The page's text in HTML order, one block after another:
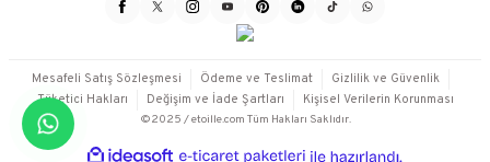
©2025 / etoille.com Tüm Hakları Saklıdır.
Mesafeli Satış Sözleşmesi Ödeme ve Teslimat
Gizlilik ve Güvenlik
Tüketici Hakları
Değişim ve İade Şartları Kişisel Verilerin Korunması
ideasoft e-